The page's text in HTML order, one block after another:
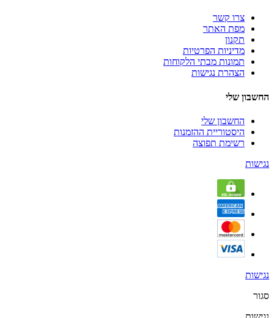
צרו קשר
מפת האתר
תקנון
מדיניות הפרטיות
תמונות מבתי הלקוחות
הצהרת נגישות
החשבון שלי
החשבון שלי
היסטוריית ההזמנות
רשימת תפוצה
נגישות
נגישות
סגור